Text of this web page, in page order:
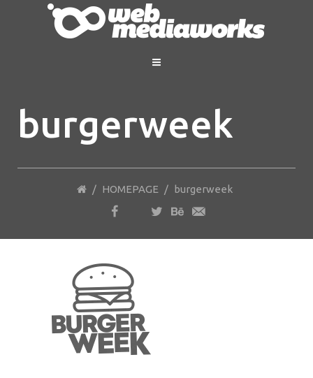
burgerweek
/ HOMEPAGE / burgerweek